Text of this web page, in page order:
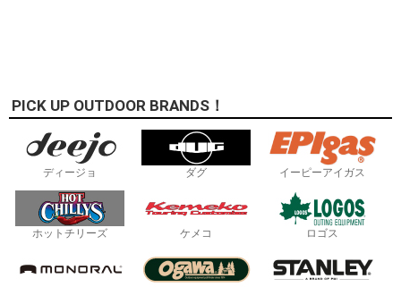
PICK UP OUTDOOR BRANDS！
ディージョ ダグ イーピーアイガス
ホットチリーズ ケメコ ロゴス